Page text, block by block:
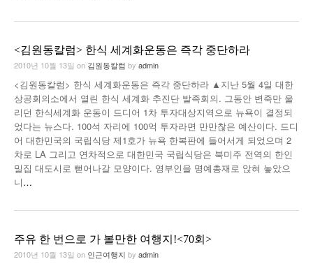
<김원동칼럼> 한식 세계화운동은 즉각 중단하라
2010년 10월 13일 on 김원동칼럼 by admin
<김원동칼럼> 한식 세계화운동은 즉각 중단하라 ▲지난 5월 4일 대한
상공회의소에서 열린 한식 세계화 추진단 발족회의. 그동안 변죽만 울
리던 한식세계화 운동이 드디어 1차 투자대상지역으로 뉴욕이 결정되
었다는 뉴스다. 100석 자리에 100억 투자라면 만만찮은 예산이다. 드디
어 대한민국의 국립식당 제1호가 뉴욕 한복판에 들어서게 되었으며 2
차로 LA 그리고 연차적으로 대한민국 국립식당은 북미주 전역의 한인
밀집 대도시로 뻗어나갈 모양이다. 영부인을 명예총재로 앉혀 놓았으
니…
주유 한 번으로 가 볼만한 여행지!<70회>
2010년 10월 13일 on 인근여행지 by admin